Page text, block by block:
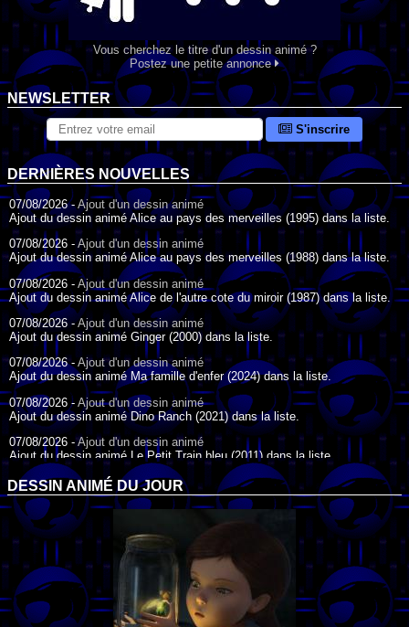
Vous cherchez le titre d'un dessin animé ?
Postez une petite annonce
NEWSLETTER
S'inscrire
DERNIÈRES NOUVELLES
07/08/2026 -Ajout d'un dessin animé
Ajout du dessin animé Alice au pays des merveilles (1995) dans la liste.
07/08/2026 - Ajout d'un dessin animé
Ajout du dessin animé Alice au pays des merveilles (1988) dans la liste.
07/08/2026 - Ajout d'un dessin animé
Ajout du dessin animé Alice de l'autre cote du miroir (1987) dans la liste.
07/08/2026 -Ajout d'un dessin animé
Ajout du dessin animé Ginger (2000) dans la liste.
07/08/2026 - Ajout d'un dessin animé
Ajout du dessin animé Ma famille d'enfer (2024) dans la liste.
07/08/2026 - Ajout d'un dessin animé
Ajout du dessin animé Dino Ranch (2021) dans la liste.
07/08/2026 -Ajout d'un dessin animé
Ajout du dessin animé Le Petit Train bleu (2011) dans la liste.
07/08/2026 -Ajout d'un dessin animé
Ajout du dessin animé Agent Spécial Oso (2009) dans la liste.
17/07/2026 -Ajout d'un dessin animé
Ajout du dessin animé Peter Pan (1988) dans la liste.
17/07/2026 -
Ajout d'un dessin animé
Ajout du dessin animé Le Bossu de Notre-Dame (1996) dans la liste.
DESSIN ANIMÉ DU JOUR